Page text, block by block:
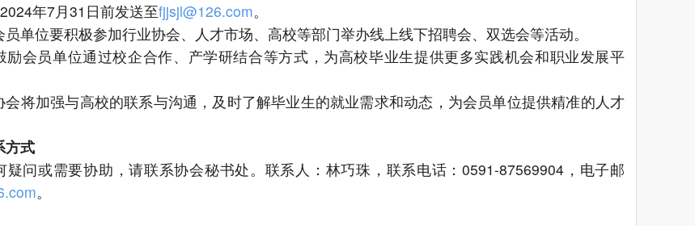
2024年7月31日前发送至fjjsjl@126.com。
员单位要积极参加行业协会、人才市场、高校等部门举办线上线下招聘会、双选会等活动。
励会员单位通过校企合作、产学研结合等方式，为高校毕业生提供更多实践机会和职业发展平
会将加强与高校的联系与沟通，及时了解毕业生的就业需求和动态，为会员单位提供精准的人才
方式
疑问或需要协助，请联系协会秘书处。联系人：林巧珠，联系电话：0591-87569904，电子邮
。